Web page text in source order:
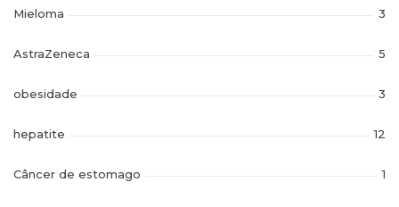
Mieloma 3
AstraZeneca 5
obesidade 3
hepatite 12
Câncer de estomago 1